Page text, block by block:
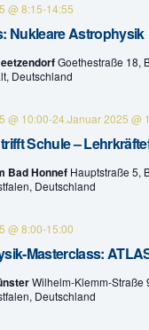
Nukleare Astrophysik
@ 8:15-14:55
Goethestraße 18,
Deutschland
Schule –
@ 10:00-24.Januar 2025 @
Bad Honnef Hauptstraße 5,
Deutschland
Masterclass:
@ 8:00-15:00
Wilhelm-Klemm-Straße
Deutschland